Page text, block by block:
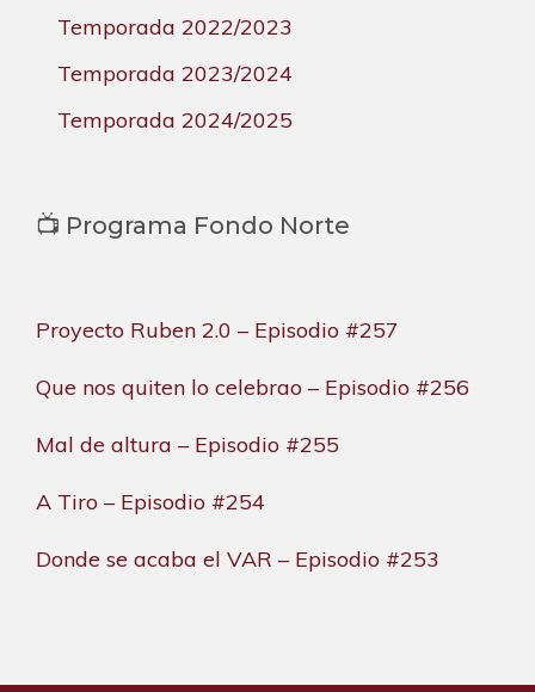
Temporada 2022/2023
Temporada 2023/2024
Temporada 2024/2025
📺 Programa Fondo Norte
Proyecto Ruben 2.0 – Episodio #257
Que nos quiten lo celebrao – Episodio #256
Mal de altura – Episodio #255
A Tiro – Episodio #254
Donde se acaba el VAR – Episodio #253